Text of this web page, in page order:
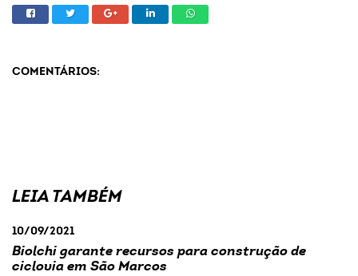
COMENTÁRIOS:
LEIA TAMBÉM
10/09/2021
Biolchi garante recursos para construção de
ciclovia em São Marcos